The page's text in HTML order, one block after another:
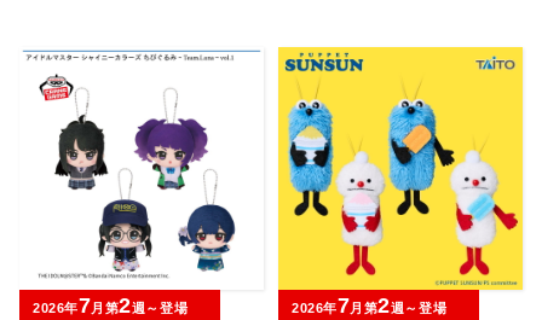
2026年7月第2週～登場 2026年7月第2週～登場